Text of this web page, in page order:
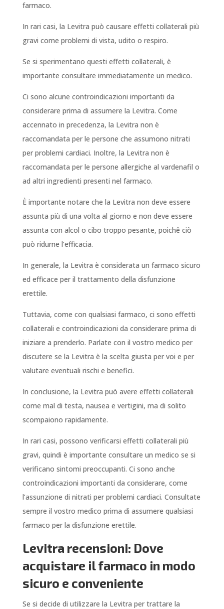
farmaco.
In rari casi, la Levitra può causare effetti collaterali più
gravi come problemi di vista, udito o respiro.
Se si sperimentano questi effetti collaterali, è
importante consultare immediatamente un medico.
Ci sono alcune controindicazioni importanti da
considerare prima di assumere la Levitra. Come
accennato in precedenza, la Levitra non è
raccomandata per le persone che assumono nitrati
per problemi cardiaci. Inoltre, la Levitra non è
raccomandata per le persone allergiche al vardenafil o
ad altri ingredienti presenti nel farmaco.
È importante notare che la Levitra non deve essere
assunta più di una volta al giorno e non deve essere
assunta con alcol o cibo troppo pesante, poichê ciò
può ridurne l’efficacia.
In generale, la Levitra è considerata un farmaco sicuro
ed efficace per il trattamento della disfunzione
erettile.
Tuttavia, come con qualsiasi farmaco, ci sono effetti
collaterali e controindicazioni da considerare prima di
iniziare a prenderlo. Parlate con il vostro medico per
discutere se la Levitra è la scelta giusta per voi e per
valutare eventuali rischi e benefici.
In conclusione, la Levitra può avere effetti collaterali
come mal di testa, nausea e vertigini, ma di solito
scompaiono rapidamente.
In rari casi, possono verificarsi effetti collaterali più
gravi, quindi è importante consultare un medico se si
verificano sintomi preoccupanti. Ci sono anche
controindicazioni importanti da considerare, come
l’assunzione di nitrati per problemi cardiaci. Consultate
sempre il vostro medico prima di assumere qualsiasi
farmaco per la disfunzione erettile.
Levitra recensioni: Dove
acquistare il farmaco in modo
sicuro e conveniente
Se si decide di utilizzare la Levitra per trattare la